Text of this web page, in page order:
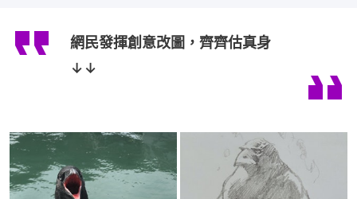
網民發揮創意改圖，齊齊估真身
↓↓